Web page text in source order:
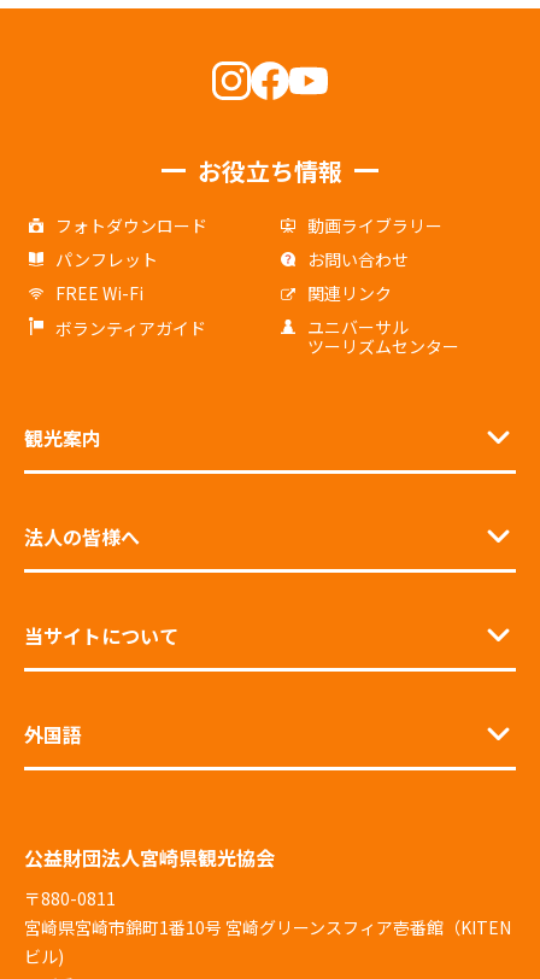
お役立ち情報
フォトダウンロード
動画ライブラリー
パンフレット
お問い合わせ
FREE Wi-Fi
関連リンク
ボランティアガイド
ユニバーサル
ツーリズムセンター
観光案内
法人の皆様へ
当サイトについて
外国語
公益財団法人宮崎県観光協会
〒880-0811
宮崎県宮崎市錦町1番10号 宮崎グリーンスフィア壱番館（KITEN
ビル)